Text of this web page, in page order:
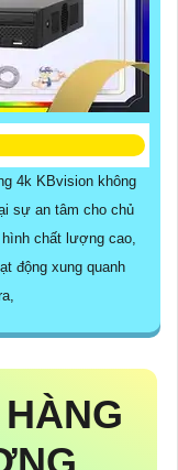
4k KBvision không
sự an tâm cho chủ
chất lượng cao,
động xung quanh